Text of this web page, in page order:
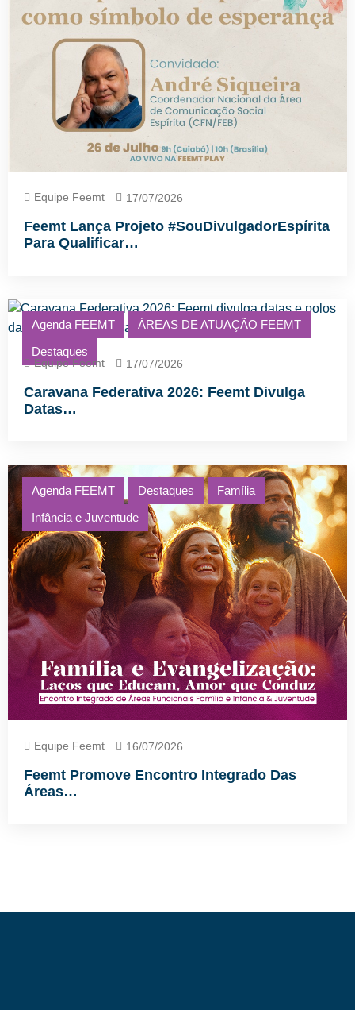
Equipe Feemt 17/07/2026
Feemt Lança Projeto #SouDivulgadorEspírita
Para Qualificar…
Agenda FEEMT
ÁREAS DE ATUAÇÃO FEEMT
Destaques
Equipe Feemt 17/07/2026
Caravana Federativa 2026: Feemt Divulga
Datas…
Agenda FEEMT Destaques
Família
Infância e Juventude
Equipe Feemt 16/07/2026
Feemt Promove Encontro Integrado Das
Áreas…